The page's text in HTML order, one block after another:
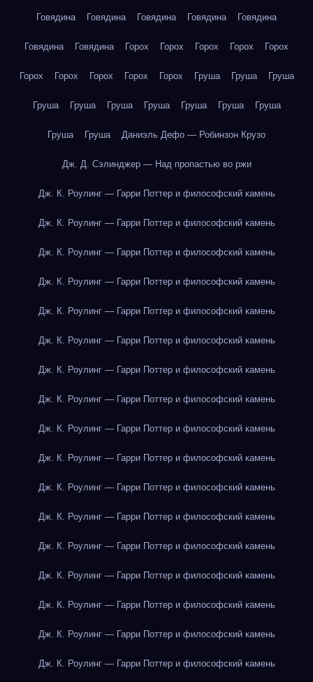
Говядина Говядина Говядина Говядина Говядина
Говядина Говядина Горох Горох Горох Горох Горох
Горох Горох Горох Горох Горох Груша Груша Груша
Груша Груша Груша Груша Груша Груша Груша
Груша Груша Даниэль Дефо — Робинзон Крузо
Дж. Д. Сэлинджер — Над пропастью во ржи
Дж. К. Роулинг — Гарри Поттер и философский камень
Дж. К. Роулинг — Гарри Поттер и философский камень
Дж. К. Роулинг — Гарри Поттер и философский камень
Дж. К. Роулинг — Гарри Поттер и философский камень
Дж. К. Роулинг — Гарри Поттер и философский камень
Дж. К. Роулинг — Гарри Поттер и философский камень
Дж. К. Роулинг — Гарри Поттер и философский камень
Дж. К. Роулинг — Гарри Поттер и философский камень
Дж. К. Роулинг — Гарри Поттер и философский камень
Дж. К. Роулинг — Гарри Поттер и философский камень
Дж. К. Роулинг — Гарри Поттер и философский камень
Дж. К. Роулинг — Гарри Поттер и философский камень
Дж. К. Роулинг — Гарри Поттер и философский камень
Дж. К. Роулинг — Гарри Поттер и философский камень
Дж. К. Роулинг — Гарри Поттер и философский камень
Дж. К. Роулинг — Гарри Поттер и философский камень
Дж. К. Роулинг — Гарри Поттер и философский камень